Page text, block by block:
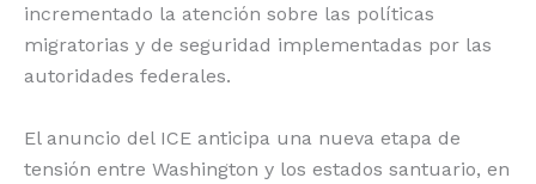
incrementado la atención sobre las políticas
migratorias y de seguridad implementadas por las
autoridades federales.
El anuncio del ICE anticipa una nueva etapa de
tensión entre Washington y los estados santuario, en